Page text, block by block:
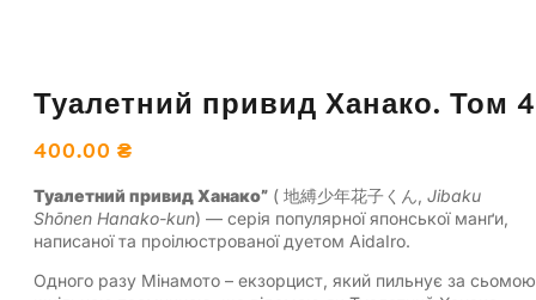
Туалетний привид Ханако. Том 4
400.00 ₴
Туалетний привид Ханако” ( 地縛少年花子くん, Jibaku
Shōnen Hanako-kun) — серія популярної японської манґи,
написаної та проілюстрованої дуетом AidaIro.
Одного разу Мінамото – екзорцист, який пильнує за сьомою